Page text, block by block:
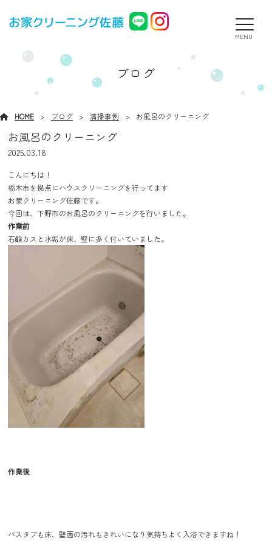
MENU
ブログ
HOME ブログ 清掃事例 お風呂のクリーニング
お風呂のクリーニング
2025.03.18
こんにちは！
栃木市を拠点にハウスクリーニングを行ってます
お家クリーニング佐藤です。
今回は、下野市のお風呂のクリーニングを行いました。
作業前
石鹸カスと水垢が床、壁に多く付いていました。
作業後
バスタブも床、壁面の汚れもきれいになり気持ちよく入浴できますね！